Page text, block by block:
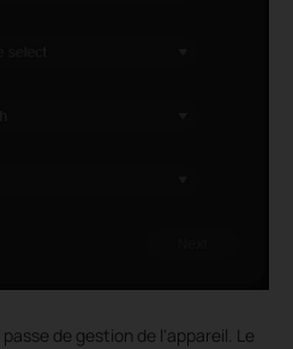
de gestion de l'appareil. Le